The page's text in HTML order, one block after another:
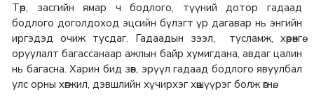
Төр, засгийн ямар ч бодлого, түүний дотор гадаад
бодлого доголдоход эцсийн бүлэгт үр дагавар нь энгийн
иргэдэд очиж тусдаг. Гадаадын зээл, тусламж, хөрөнгө
оруулалт багассанаар ажлын байр хумигдана, авдаг цалин
нь багасна. Харин бид зөв, эрүүл гадаад бодлого явуулбал
улс орны хөгжил, дэвшлийн хүчирхэг хөшүүрэг болж өгнө.